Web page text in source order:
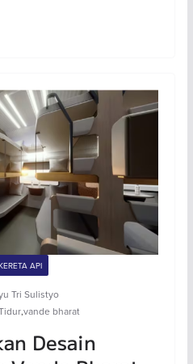
API
Tri Sulistyo
,vande bharat
Desain